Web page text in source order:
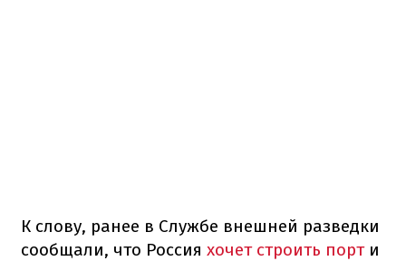
К слову, ранее в Службе внешней разведки
сообщали, что Россия хочет строить порти